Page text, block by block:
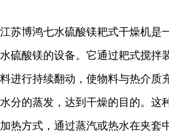
江苏博鸿七水硫酸镁耙式干燥机是
水硫酸镁的设备。它通过耙式搅拌
料进行持续翻动，使物料与热介质
水分的蒸发，达到干燥的目的。这
加热方式，通过蒸汽或热水在夹套